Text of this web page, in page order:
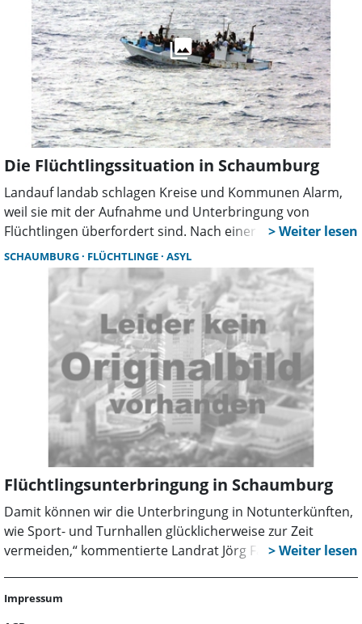
Die Flüchtlingssituation in Schaumburg
Landauf landab schlagen Kreise und Kommunen Alarm,
weil sie mit der Aufnahme und Unterbringung von
Flüchtlingen überfordert sind. Nach einer sehr groben
Schätzung des Bundesinnenministeriums (BMI) leben
derzeit etwa 1,57 Millionen Menschen mit einem
Schutzstatus in Deutschland, circa 31 Prozent davon sind
minderjährig. Seit dem Überfall Russlands auf die
Ukraine, sind zusätzlich ungefähr 1 Million Ukrainer nach
Deutschland geflüchtet. In Niedersachsen lebten laut
einer Statistik des Flüchtlingsrates Niedersachsen am 31.
Dezember 2022 circa 253.000 geflüchtete Menschen in
Niedersachsen, dazu kommen etwa 110.000 Personen aus
der Ukraine.
SCHAUMBURG FLÜCHTLINGE ASYL
Flüchtlingsunterbringung in Schaumburg
Damit können wir die Unterbringung in Notunterkünften,
wie Sport- und Turnhallen glücklicherweise zur Zeit
vermeiden,“ kommentierte Landrat Jörg Farr die
viele Landkreise, Städte und Gemeinden, mit ihren
Impressum